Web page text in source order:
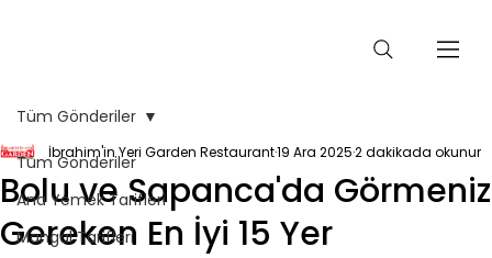
Tüm Gönderiler
Ana Yemek Tarifleri
Mangal Tarifleri
Tüm Gönderiler
Bolu ve Sapanca'da Görmeniz
Gereken En İyi 15 Yer
İbrahim'in Yeri Garden Restaurant19 Ara 20252 dakikada okunur